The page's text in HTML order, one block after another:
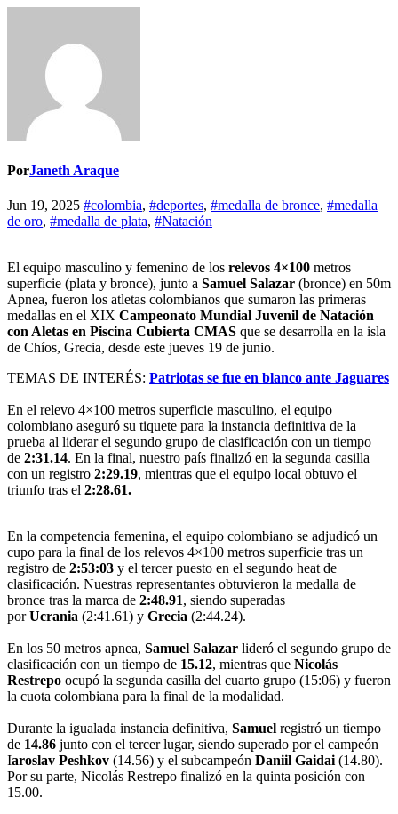
PorJaneth Araque
Jun 19, 2025 #colombia, #deportes, #medalla de bronce, #medalla
de oro, #medalla de plata, #Natación
El equipo masculino y femenino de los relevos 4×100 metros
superficie (plata y bronce), junto a Samuel Salazar (bronce) en 50m
Apnea, fueron los atletas colombianos que sumaron las primeras
medallas en el XIX Campeonato Mundial Juvenil de Natación
con Aletas en Piscina Cubierta CMAS que se desarrolla en la isla
de Chíos, Grecia, desde este jueves 19 de junio.
TEMAS DE INTERÉS: Patriotas se fue en blanco ante Jaguares
En el relevo 4×100 metros superficie masculino, el equipo
colombiano aseguró su tiquete para la instancia definitiva de la
prueba al liderar el segundo grupo de clasificación con un tiempo
de 2:31.14. En la final, nuestro país finalizó en la segunda casilla
con un registro 2:29.19, mientras que el equipo local obtuvo el
triunfo tras el 2:28.61.
En la competencia femenina, el equipo colombiano se adjudicó un
cupo para la final de los relevos 4×100 metros superficie tras un
registro de 2:53:03 y el tercer puesto en el segundo heat de
clasificación. Nuestras representantes obtuvieron la medalla de
bronce tras la marca de 2:48.91, siendo superadas
porUcrania (2:41.61) y Grecia (2:44.24).
En los 50 metros apnea, Samuel Salazar lideró el segundo grupo de
clasificación con un tiempo de 15.12, mientras que Nicolás
Restrepo ocupó la segunda casilla del cuarto grupo (15:06) y fueron
la cuota colombiana para la final de la modalidad.
Durante la igualada instancia definitiva, Samuel registró un tiempo
de 14.86 junto con el tercer lugar, siendo superado por el campeón
Iaroslav Peshkov (14.56) y el subcampeón Daniil Gaidai(14.80).
Por su parte, Nicolás Restrepo finalizó en la quinta posición con
15.00.